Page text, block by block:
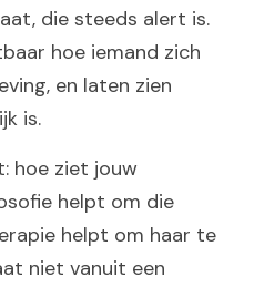
die steeds alert is.
hoe iemand zich
en laten zien
is.
hoe ziet jouw
helpt om die
helpt om haar te
niet vanuit een